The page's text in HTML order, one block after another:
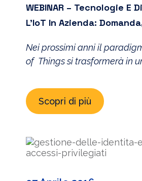
WEBINAR – Tecnologie E
L’IoT In Azienda:
Nei prossimi anni il
of Things si trasformerà in
e non. La trasformazione del
la creazione di interazioni
sistemi prima non
talmente ampi da
stakeholder provenienti da
Scopri di più